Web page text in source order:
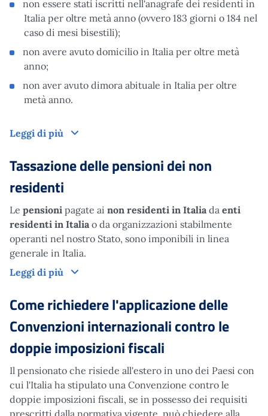
non essere stati iscritti nell'anagrafe dei residenti in
Italia per oltre metà anno (ovvero 183 giorni o 184 nel
caso di mesi bisestili);
non avere avuto domicilio in Italia per oltre metà
anno;
non aver avuto dimora abituale in Italia per oltre
metà anno.
Leggi di più Residenza fiscale
Tassazione delle pensioni dei non
residenti
Le pensioni pagate ai non residenti in Italia da enti
residenti in Italia o da organizzazioni stabilmente
operanti nel nostro Stato, sono imponibili in linea
generale in Italia.
Leggi di più
Tassazione delle pensioni dei non residenti
Come richiedere l'applicazione delle
Convenzioni internazionali contro le
doppie imposizioni fiscali
Il pensionato che risiede all'estero in uno dei Paesi con
cui l'Italia ha stipulato una Convenzione contro le
doppie imposizioni fiscali, se in possesso dei requisiti
prescritti dalla normativa vigente, può chiedere alla